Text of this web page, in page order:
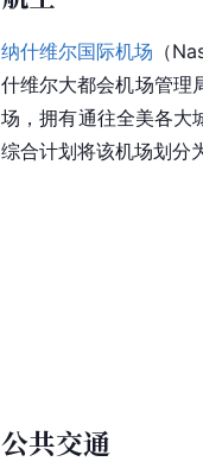
纳什维尔国际机场 （
什维尔大都会机场管理
场，拥有通往全美各大
综合计划将该机场划分
公共交通